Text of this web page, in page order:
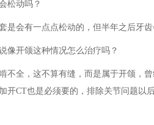
松动吗？
是会有一点点松动的，但半年之后牙
像开颌这种情况怎么治疗吗？
不全，这不算有缝，而是属于开颌，
开CT也是必须要的，排除关节问题以